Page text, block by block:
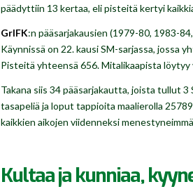
päädyttiin 13 kertaa, eli pisteitä kertyi
GrIFK:n pääsarjakausien (1979-80, 1983-
Käynnissä on 22. kausi SM-sarjassa, jossa
Pisteitä yhteensä 656. Mitalikaapista löytyy
Takana siis 34 pääsarjakautta, joista tullut
tasapeliä ja loput tappioita maalierolla
kaikkien aikojen viidenneksi
Kultaa ja kunniaa,